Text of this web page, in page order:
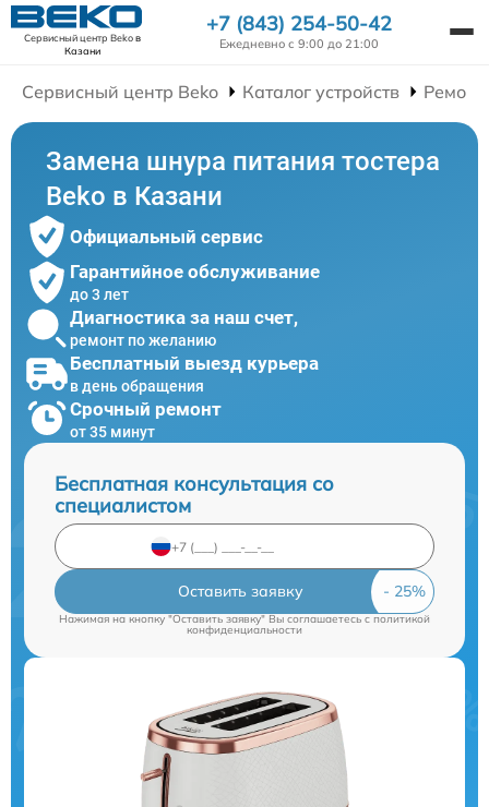
Сервисный центр Bekoв
Казани
+7 (843) 254-50-42
Ежедневно с 9:00 до 21:00
Сервисный центр Beko Каталог устройств Ремонт
Замена шнура питания тостера
Beko в Казани
Официальный сервис
Гарантийное обслуживание
до 3 лет
Диагностика за наш счет,
ремонт по желанию
Бесплатный выезд курьера
в день обращения
Срочный ремонт
от 35 минут
Бесплатная консультация со
специалистом
Оставить заявку
Нажимая на кнопку "Оставить заявку" Вы соглашаетесь c политикой
конфиденциальности